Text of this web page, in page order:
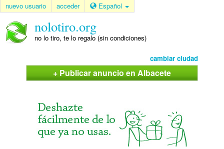
nuevo usuario acceder Español
nolotiro.org
no lo tiro, te lo regalo (sin condiciones)
cambiar ciudad
+ Publicar anuncio en Albacete